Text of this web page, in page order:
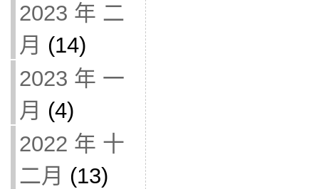
2023 年 二
月 (14)
2023 年 一
月 (4)
2022 年 十
二月 (13)